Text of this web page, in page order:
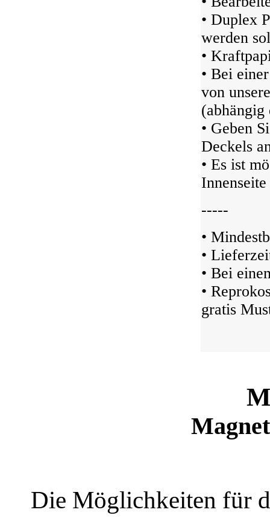
• Duplex
werden
•
• Bei
von
(abhängig
• Geben
Deckels
• Es ist
-----
•
•
• Bei
•
gratis
Die Möglichkeiten für